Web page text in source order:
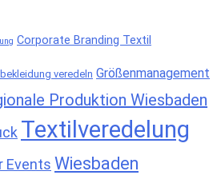
Corporate Branding Textil
veredeln Größenmanagement
Produktion Wiesbaden
Textilveredelung
Events Wiesbaden